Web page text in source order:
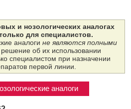
и нозологических аналогах
для специалистов.
аналоги не являются полными
, решение об их использовании
специалистом при назначении
первой линии.
аналоги